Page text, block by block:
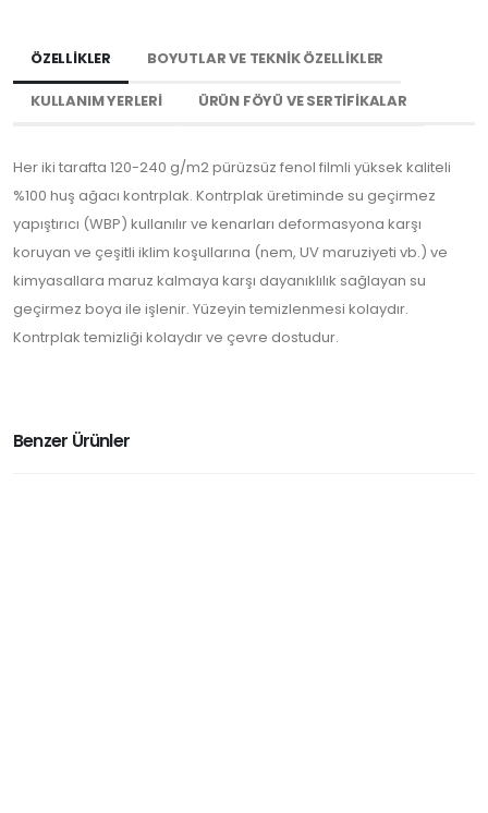
ÖZELLIKLER BOYUTLAR VE TEKNIK ÖZELLIKLER
KULLANIM YERLERI ÜRÜN FÖYÜ VE SERTIFIKALAR
Her iki tarafta 120-240 g/m2 pürüzsüz fenol filmli yüksek kaliteli
%100 huş ağacı kontrplak. Kontrplak üretiminde su geçirmez
yapıştırıcı (WBP) kullanılır ve kenarları deformasyona karşı
koruyan ve çeşitli iklim koşullarına (nem, UV maruziyeti vb.) ve
kimyasallara maruz kalmaya karşı dayanıklılık sağlayan su
geçirmez boya ile işlenir. Yüzeyin temizlenmesi kolaydır.
Kontrplak temizliği kolaydır ve çevre dostudur.
Benzer Ürünler